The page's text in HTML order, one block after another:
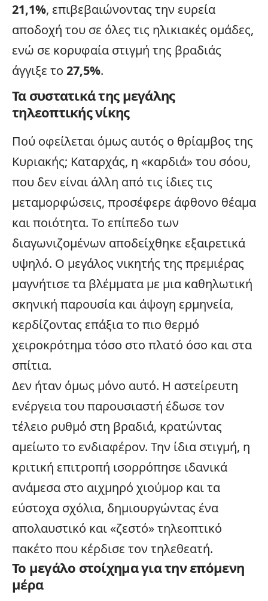
21,1%, επιβεβαιώνοντας την ευρεία
αποδοχή του σε όλες τις ηλικιακές ομάδες,
ενώ σε κορυφαία στιγμή της βραδιάς
άγγιξε το 27,5%.
Τα συστατικά της μεγάλης
τηλεοπτικής νίκης
Πού οφείλεται όμως αυτός ο θρίαμβος της
Κυριακής; Καταρχάς, η «καρδιά» του σόου,
που δεν είναι άλλη από τις ίδιες τις
μεταμορφώσεις, προσέφερε άφθονο θέαμα
και ποιότητα. Το επίπεδο των
διαγωνιζομένων αποδείχθηκε εξαιρετικά
υψηλό. Ο μεγάλος νικητής της πρεμιέρας
μαγνήτισε τα βλέμματα με μια καθηλωτική
σκηνική παρουσία και άψογη ερμηνεία,
κερδίζοντας επάξια το πιο θερμό
χειροκρότημα τόσο στο πλατό όσο και στα
σπίτια.
Δεν ήταν όμως μόνο αυτό. Η αστείρευτη
ενέργεια του παρουσιαστή έδωσε τον
τέλειο ρυθμό στη βραδιά, κρατώντας
αμείωτο το ενδιαφέρον. Την ίδια στιγμή, η
κριτική επιτροπή ισορρόπησε ιδανικά
ανάμεσα στο αιχμηρό χιούμορ και τα
εύστοχα σχόλια, δημιουργώντας ένα
απολαυστικό και «ζεστό» τηλεοπτικό
πακέτο που κέρδισε τον τηλεθεατή.
Το μεγάλο στοίχημα για την επόμενη
μέρα